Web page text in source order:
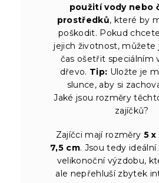
použití vody nebo
prostředků, které by
poškodit. Pokud
jejich životnost, můžete
čas ošetřit speciálním
dřevo. Tip: Uložte je
slunce, aby si
Jaké jsou rozměry
zajíčků?
Zajíčci mají rozměry 5 x
7,5 cm. Jsou tedy
velikonoční výzdobu,
ale nepřehluší zbytek